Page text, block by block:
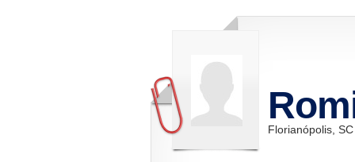
Florianópolis, SC